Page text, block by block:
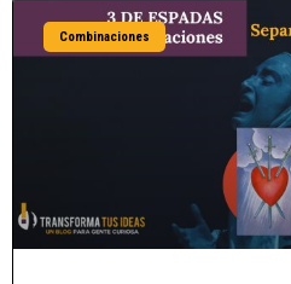
Combinaciones